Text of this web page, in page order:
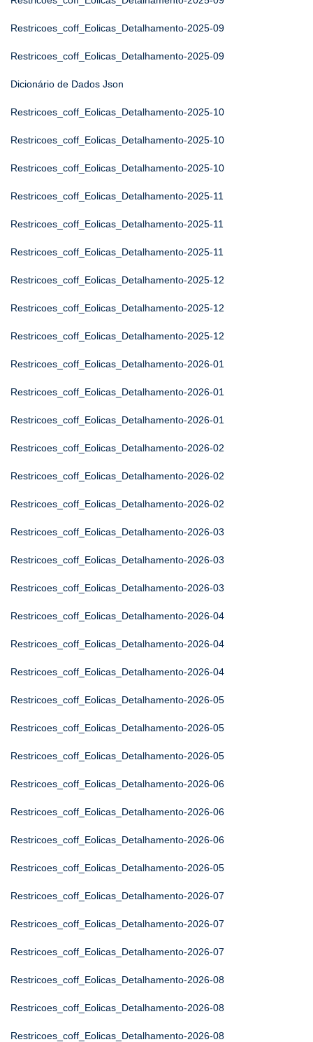
Restricoes_coff_Eolicas_Detalhamento-2025-09
Restricoes_coff_Eolicas_Detalhamento-2025-09
Dicionário de Dados Json
Restricoes_coff_Eolicas_Detalhamento-2025-10
Restricoes_coff_Eolicas_Detalhamento-2025-10
Restricoes_coff_Eolicas_Detalhamento-2025-10
Restricoes_coff_Eolicas_Detalhamento-2025-11
Restricoes_coff_Eolicas_Detalhamento-2025-11
Restricoes_coff_Eolicas_Detalhamento-2025-11
Restricoes_coff_Eolicas_Detalhamento-2025-12
Restricoes_coff_Eolicas_Detalhamento-2025-12
Restricoes_coff_Eolicas_Detalhamento-2025-12
Restricoes_coff_Eolicas_Detalhamento-2026-01
Restricoes_coff_Eolicas_Detalhamento-2026-01
Restricoes_coff_Eolicas_Detalhamento-2026-01
Restricoes_coff_Eolicas_Detalhamento-2026-02
Restricoes_coff_Eolicas_Detalhamento-2026-02
Restricoes_coff_Eolicas_Detalhamento-2026-02
Restricoes_coff_Eolicas_Detalhamento-2026-03
Restricoes_coff_Eolicas_Detalhamento-2026-03
Restricoes_coff_Eolicas_Detalhamento-2026-03
Restricoes_coff_Eolicas_Detalhamento-2026-04
Restricoes_coff_Eolicas_Detalhamento-2026-04
Restricoes_coff_Eolicas_Detalhamento-2026-04
Restricoes_coff_Eolicas_Detalhamento-2026-05
Restricoes_coff_Eolicas_Detalhamento-2026-05
Restricoes_coff_Eolicas_Detalhamento-2026-05
Restricoes_coff_Eolicas_Detalhamento-2026-06
Restricoes_coff_Eolicas_Detalhamento-2026-06
Restricoes_coff_Eolicas_Detalhamento-2026-06
Restricoes_coff_Eolicas_Detalhamento-2026-05
Restricoes_coff_Eolicas_Detalhamento-2026-07
Restricoes_coff_Eolicas_Detalhamento-2026-07
Restricoes_coff_Eolicas_Detalhamento-2026-07
Restricoes_coff_Eolicas_Detalhamento-2026-08
Restricoes_coff_Eolicas_Detalhamento-2026-08
Restricoes_coff_Eolicas_Detalhamento-2026-08